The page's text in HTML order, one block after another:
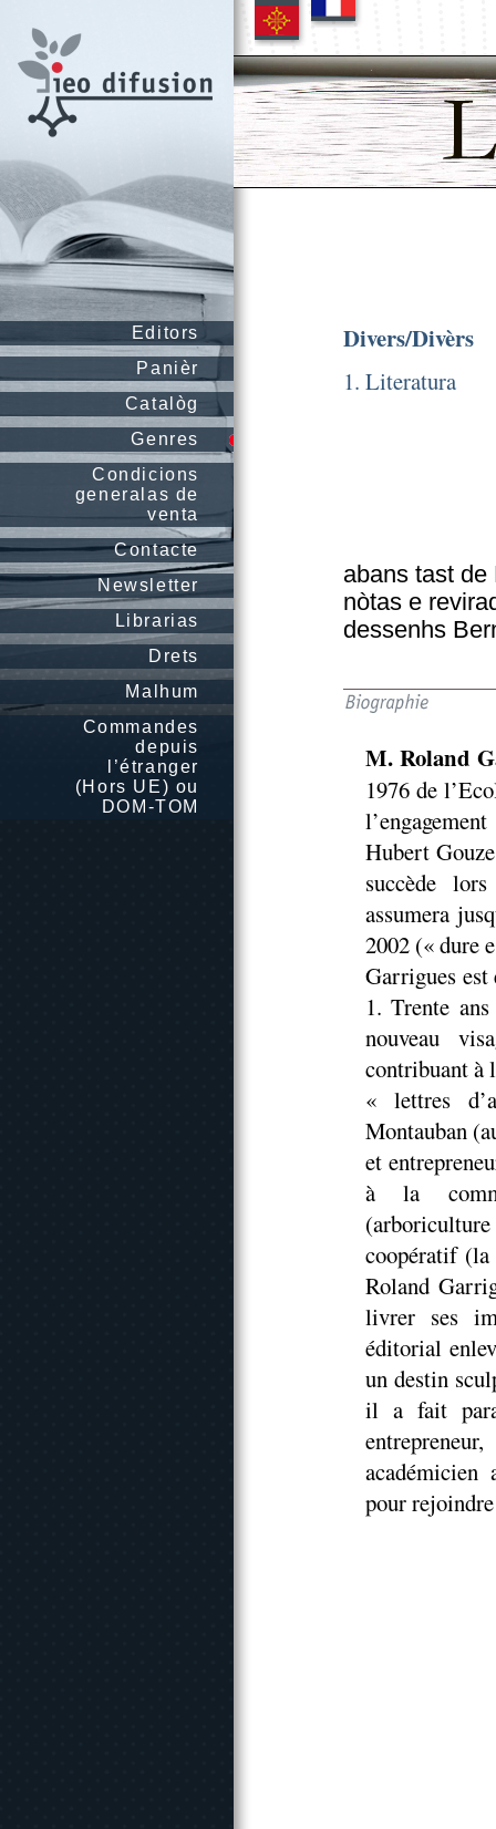
Editors
Panièr
Catalòg
Genres
Condicions
generalas de
venta
Contacte
Newsletter
Librarias
Drets
Malhum
Commandes
depuis
l’étranger
(Hors UE) ou
DOM-TOM
Divers/Divèrs
1. Literatura
abans tast de
nòtas e
dessenhs
M. Roland
1976 de
Hubert
succède
assumera
2002 (« dure
Garrigues
1. Trente
nouveau
contribuant à
« lettres
Montauban
et
à la
coopératif
Roland
livrer ses
éditorial
un destin
il a fait
académicien
pour